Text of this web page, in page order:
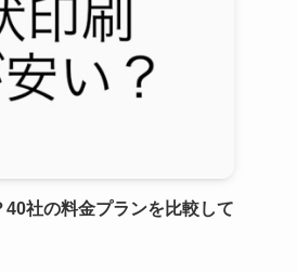
社の料金プランを比較して